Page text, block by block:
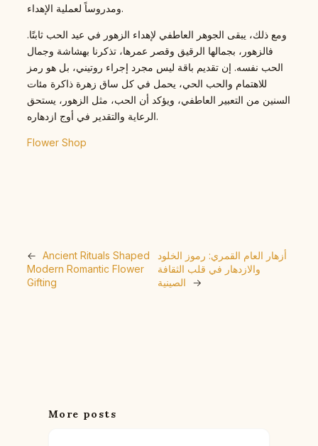
ومدروساً لعملية الإهداء.
ومع ذلك، يبقى الجوهر العاطفي لإهداء الزهور في عيد الحب ثابتًا.
فالزهور، بجمالها الرقيق وقصر عمرها، تذكرنا بهشاشة وجمال
الحب نفسه. إن تقديم باقة ليس مجرد إجراء روتيني، بل هو رمز
للاهتمام والحب الحي، يحمل في كل ساق زهرة ذاكرة مئات
السنين من التعبير العاطفي، ويؤكد أن الحب، مثل الزهور، يستحق
الرعاية والتقدير في أوج ازدهاره.
Flower Shop
← Ancient Rituals Shaped
Modern Romantic Flower
Gifting
أزهار العام القمري: رموز الخلود
والازدهار في قلب الثقافة
الصينية
→
More posts